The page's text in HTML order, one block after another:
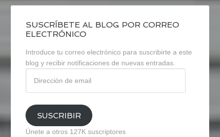
SUSCRÍBETE AL BLOG POR CORREO
ELECTRÓNICO
Introduce tu correo electrónico para suscribirte a este
blog y recibir notificaciones de nuevas entradas.
email
SUSCRIBIR
Únete a otros 127K suscriptores